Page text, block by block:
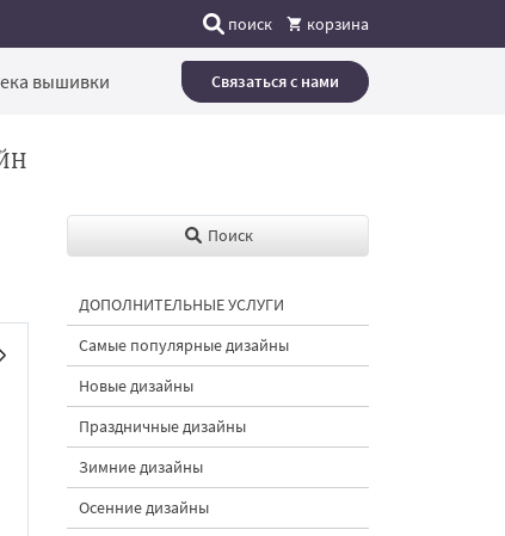
поиск корзина
вышивки Связаться с нами
Поиск
ДОПОЛНИТЕЛЬНЫЕ УСЛУГИ
Самые популярные дизайны
Новые дизайны
Праздничные дизайны
Зимние дизайны
Осенние дизайны